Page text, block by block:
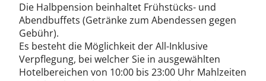
Die Halbpension beinhaltet Frühstücks- und
Abendbuffets (Getränke zum Abendessen gegen
Gebühr).
Es besteht die Möglichkeit der All-Inklusive
Verpflegung, bei welcher Sie in ausgewählten
Hotelbereichen von 10:00 bis 23:00 Uhr Mahlzeiten